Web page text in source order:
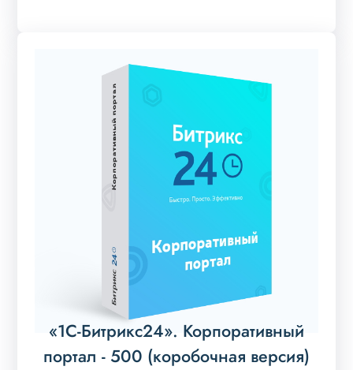
«1С-Битрикс24». Корпоративный
портал - 500 (коробочная версия)